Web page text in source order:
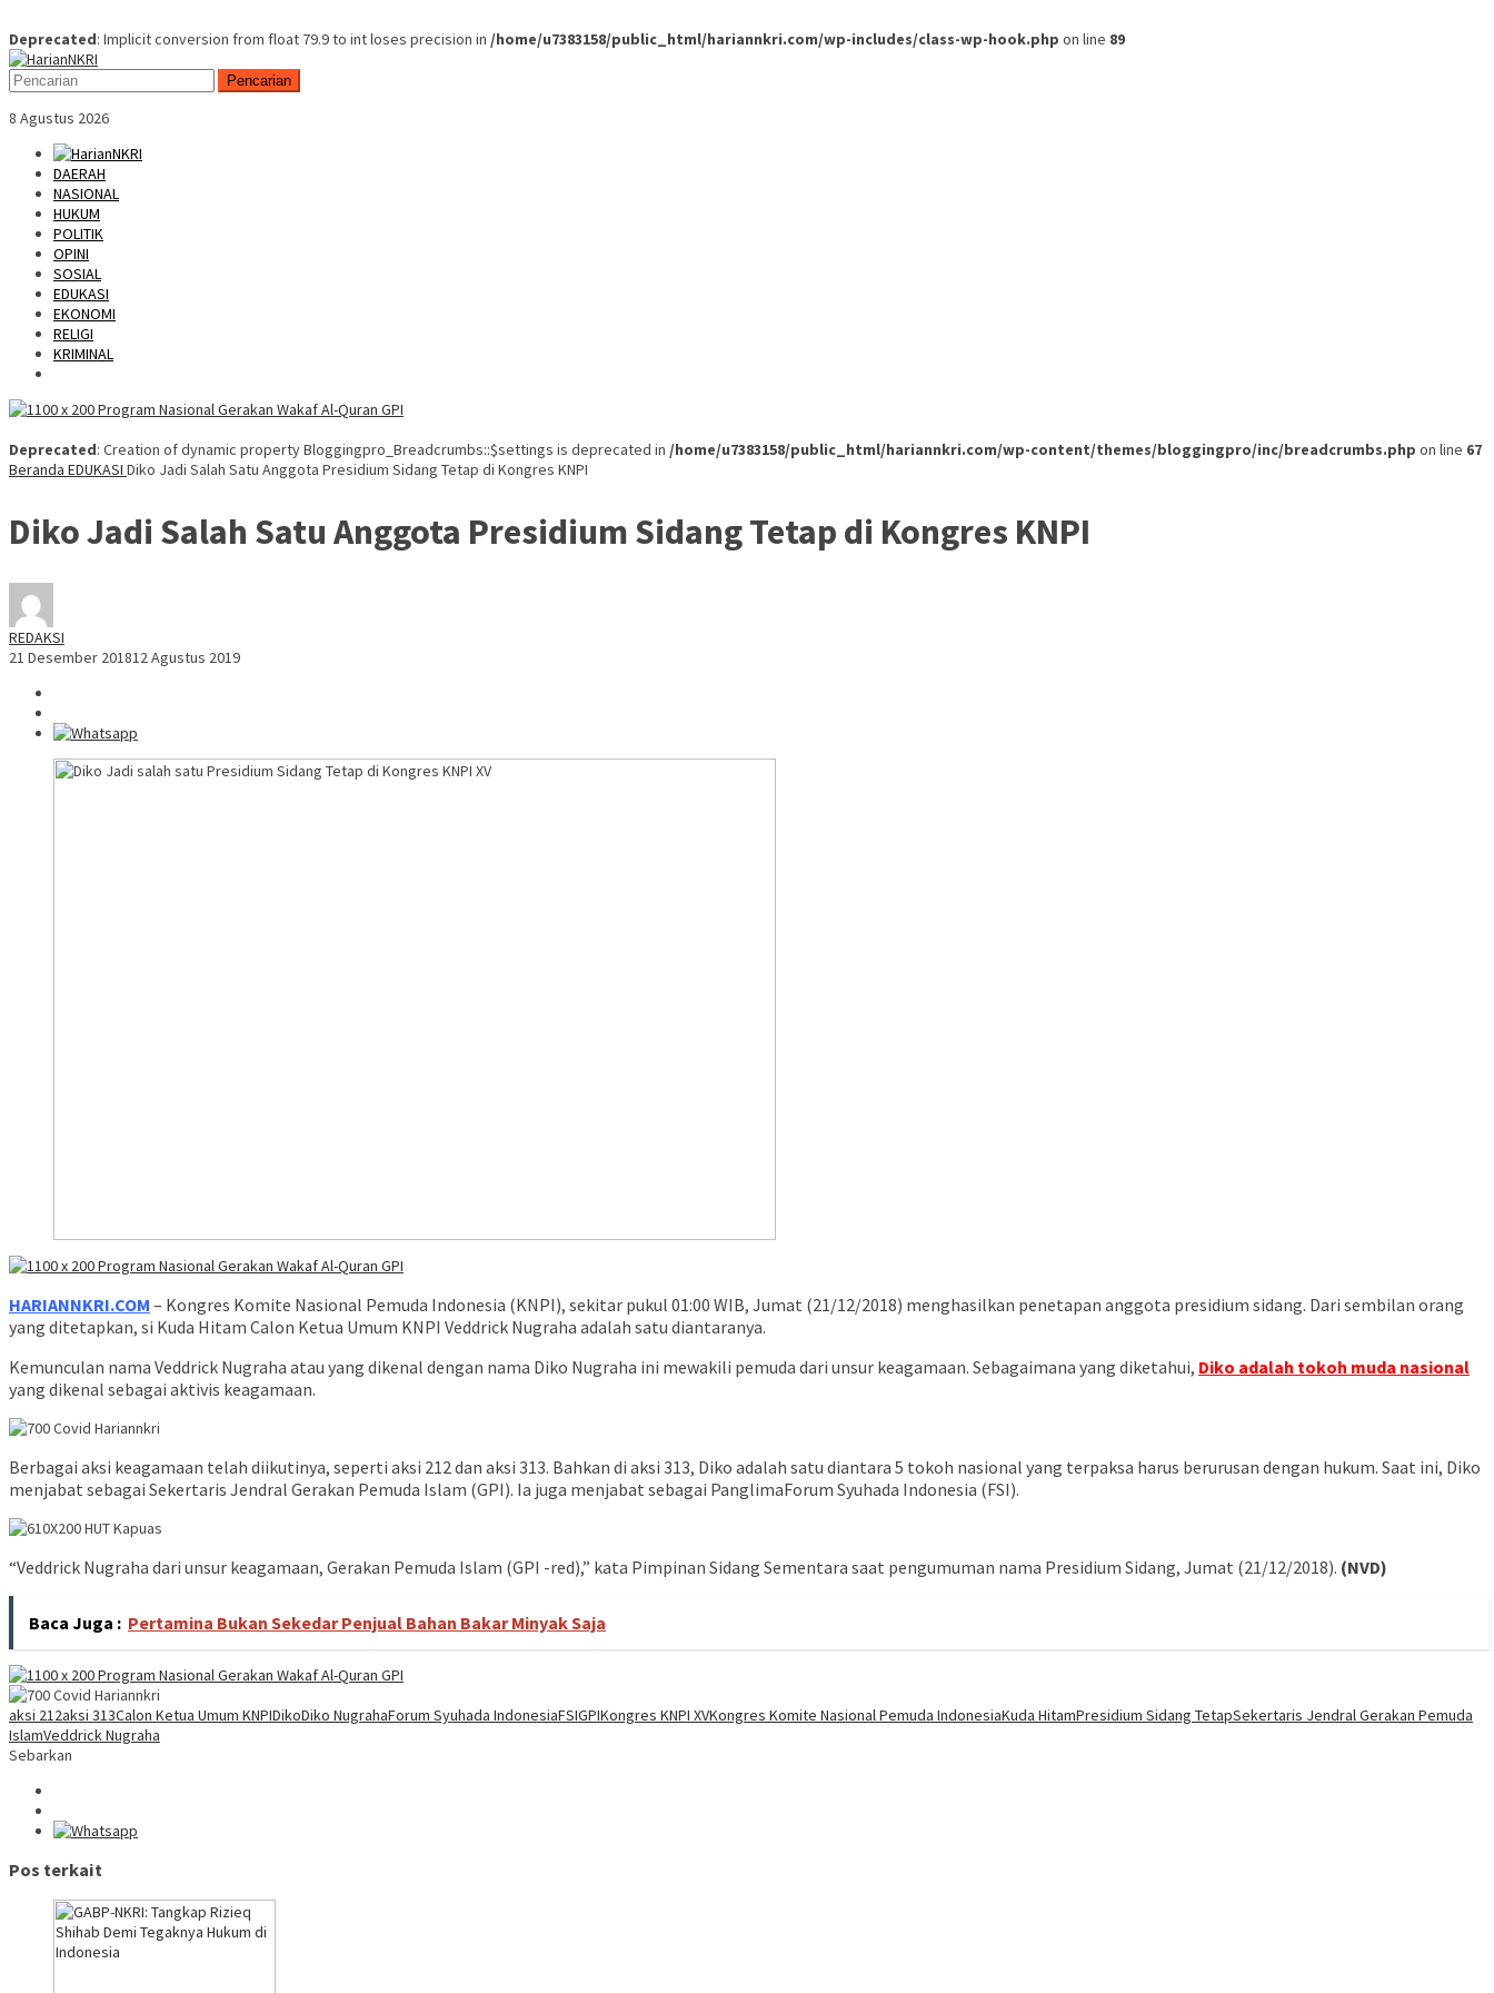
Deprecated: Implicit conversion from float 79.9 to int loses precision in /home/u7383158/public_html/hariannkri.com/wp-includes/class-wp-hook.php on line 89
Skip
to
content
Mobile
Menu
Pencarian
8 Agustus 2026
DAERAH
NASIONAL
HUKUM
POLITIK
OPINI
SOSIAL
EDUKASI
EKONOMI
RELIGI
KRIMINAL
Deprecated: Creation of dynamic property Bloggingpro_Breadcrumbs::$settings is deprecated in /home/u7383158/public_html/hariannkri.com/wp-content/themes/bloggingpro/inc/breadcrumbs.php on line 67
Beranda EDUKASI Diko Jadi Salah Satu Anggota Presidium Sidang Tetap di Kongres KNPI
Diko Jadi Salah Satu Anggota Presidium Sidang Tetap di Kongres KNPI
REDAKSI
21 Desember 201812 Agustus 2019
HARIANNKRI.COM – Kongres Komite Nasional Pemuda Indonesia (KNPI), sekitar pukul 01:00 WIB, Jumat (21/12/2018) menghasilkan penetapan anggota presidium sidang. Dari sembilan orang
yang ditetapkan, si Kuda Hitam Calon Ketua Umum KNPI Veddrick Nugraha adalah satu diantaranya.
Kemunculan nama Veddrick Nugraha atau yang dikenal dengan nama Diko Nugraha ini mewakili pemuda dari unsur keagamaan. Sebagaimana yang diketahui, Diko adalah tokoh muda nasional
yang dikenal sebagai aktivis keagamaan.
Berbagai aksi keagamaan telah diikutinya, seperti aksi 212 dan aksi 313. Bahkan di aksi 313, Diko adalah satu diantara 5 tokoh nasional yang terpaksa harus berurusan dengan hukum. Saat ini, Diko
menjabat sebagai Sekertaris Jendral Gerakan Pemuda Islam (GPI). Ia juga menjabat sebagai PanglimaForum Syuhada Indonesia (FSI).
“Veddrick Nugraha dari unsur keagamaan, Gerakan Pemuda Islam (GPI -red),” kata Pimpinan Sidang Sementara saat pengumuman nama Presidium Sidang, Jumat (21/12/2018). (NVD)
Baca Juga : Pertamina Bukan Sekedar Penjual Bahan Bakar Minyak Saja
aksi 212aksi 313Calon Ketua Umum KNPIDikoDiko NugrahaForum Syuhada IndonesiaFSIGPIKongres KNPI XVKongres Komite Nasional Pemuda IndonesiaKuda HitamPresidium Sidang TetapSekertaris Jendral Gerakan Pemuda
IslamVeddrick Nugraha
Sebarkan
Pos terkait